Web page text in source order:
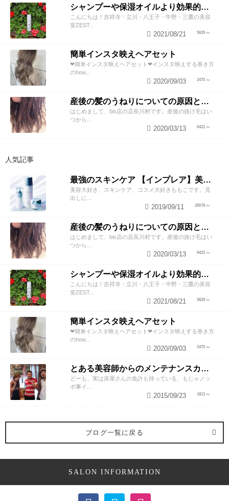
シャンプーや保湿オイルより効果的！？美容師が教える頭皮の臭い＆乾燥ケアとは
こんにちは！吉祥寺・立川・八王子・中野・三鷹の美容
室ZEST...
5629
2021/08/21
簡単インスタ映えヘアセット
❤︎簡単インスタ映えヘアセット❤︎インスタ映えする巻き方
のhow...
2470
2020/09/03
産後の髪のうねりについての原因と対策！
はじめまして、bis店の店長川村です。産後の抜け毛はい
つから...
6422
2020/03/13
人気記事
最強のスキンケア 【インプレア】美容師がオススメする、神ポイント5つ公開！
美容大好き、スキンケア、コスメ大好きももこです。見
出しに...
26678
2019/09/11
産後の髪のうねりについての原因と対策！
はじめまして、bis店の店長川村です。産後の抜け毛はい
つから...
6422
2020/03/13
シャンプーや保湿オイルより効果的！？美容師が教える頭皮の臭い＆乾燥ケアとは
こんにちは！吉祥寺・立川・八王子・中野・三鷹の美容
室ZEST...
5629
2021/08/21
簡単インスタ映えヘアセット
❤︎簡単インスタ映えヘアセット❤︎インスタ映えする巻き方
のhow...
2470
2020/09/03
とある美容師からのメンテナンスカットのススメ
どーも、実は床屋さんの免許も持っている、もじゃノッ
ポ事イ...
1813
2015/09/23
ブログ一覧に戻る
SALON INFORMATION